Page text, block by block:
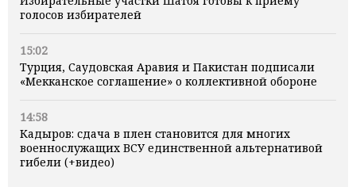
голосов избирателей
15:02
Турция, Саудовская Аравия и Пакистан подписали
«Мекканское соглашение» о коллективной обороне
14:58
Кадыров: сдача в плен становится для многих
военнослужащих ВСУ единственной альтернативой
гибели (+видео)